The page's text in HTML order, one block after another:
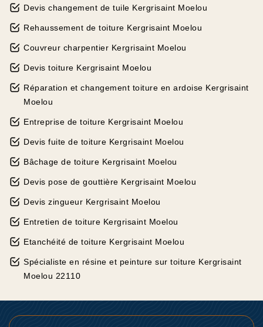
Devis changement de tuile Kergrisaint Moelou
Rehaussement de toiture Kergrisaint Moelou
Couvreur charpentier Kergrisaint Moelou
Devis toiture Kergrisaint Moelou
Réparation et changement toiture en ardoise Kergrisaint
Moelou
Entreprise de toiture Kergrisaint Moelou
Devis fuite de toiture Kergrisaint Moelou
Bâchage de toiture Kergrisaint Moelou
Devis pose de gouttière Kergrisaint Moelou
Devis zingueur Kergrisaint Moelou
Entretien de toiture Kergrisaint Moelou
Etanchéité de toiture Kergrisaint Moelou
Spécialiste en résine et peinture sur toiture Kergrisaint
Moelou 22110